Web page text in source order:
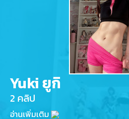
Yuki ยูกิ
2 คลิป
อ่านเพิ่มเติม